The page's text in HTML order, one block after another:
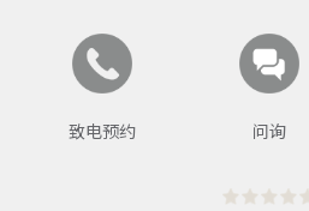
致电预约 问询